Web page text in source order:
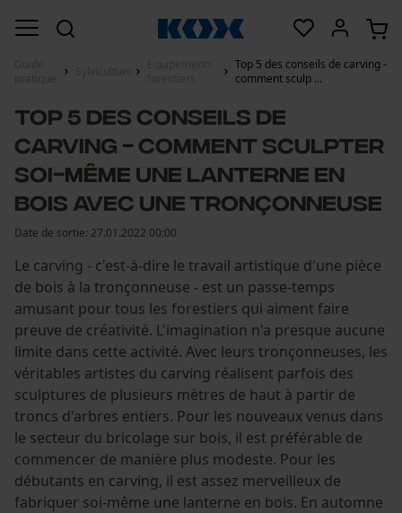
Top 5 des conseils de carving -
comment sculp ...
Top 5 des conseils de
carving - comment sculpter
soi-même une lanterne en
bois avec une tronçonneuse
Date de sortie: 27.01.2022 00:00
Le carving - c'est-à-dire le travail artistique d'une pièce
de bois à la tronçonneuse - est un passe-temps
amusant pour tous les forestiers qui aiment faire
preuve de créativité. L'imagination n'a presque aucune
limite dans cette activité. Avec leurs tronçonneuses, les
véritables artistes du carving réalisent parfois des
sculptures de plusieurs mètres de haut à partir de
troncs d'arbres entiers. Pour les nouveaux venus dans
le secteur du bricolage sur bois, il est préférable de
commencer de manière plus modeste. Pour les
débutants en carving, il est assez merveilleux de
fabriquer soi-même une lanterne en bois. En automne